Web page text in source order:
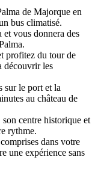
de Majorque en
bus climatisé.
vous donnera des
profitez du tour de
découvrir les
sur le port et la
au château de
centre historique et
rythme.
dans votre
une expérience sans